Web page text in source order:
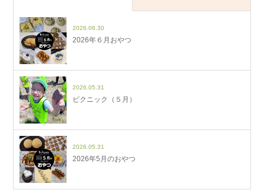
2026.06.30
2026年６月おやつ
2026.05.31
ピクニック（５月）
2026.05.31
2026年5月のおやつ